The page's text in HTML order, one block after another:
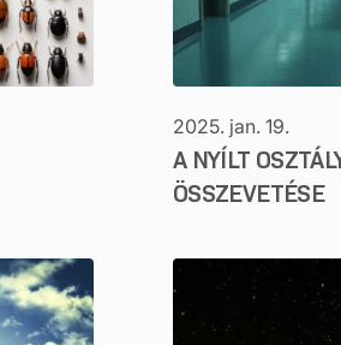
2025. jan. 19.
A NYÍLT
ÖSSZEVETÉSE